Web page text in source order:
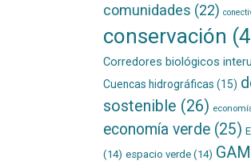
comunidades (22)
conservación
Corredores biológicos
Cuencas hidrográficas (15)
sostenible (26)
economía verde(25)
(14) espacio verde(14) GAM